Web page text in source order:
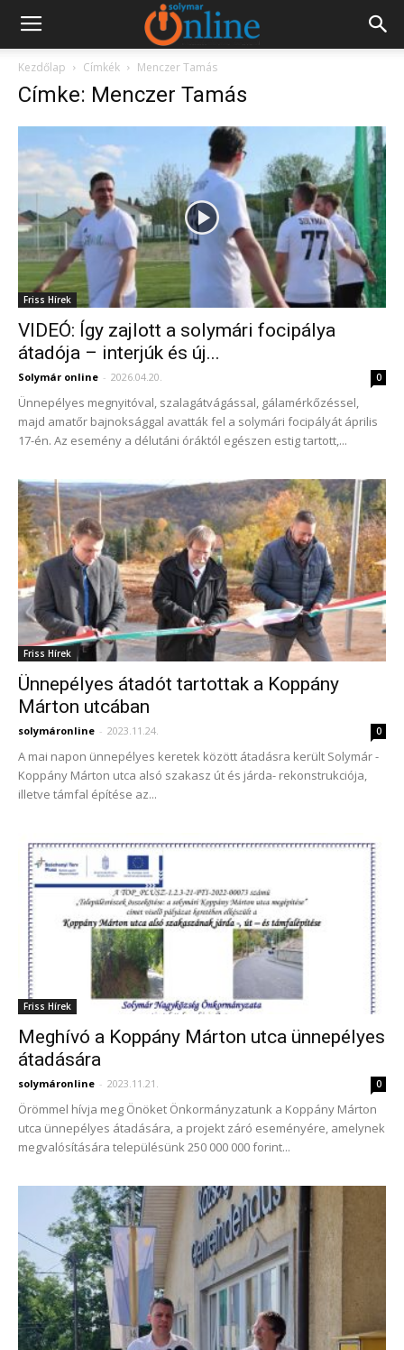
Kezdőlap Címkék Menczer Tamás
Címke: Menczer Tamás
Friss Hírek
VIDEÓ: Így zajlott a solymári focipálya
átadója – interjúk és új...
Solymár online - 2026.04.20. 0
Ünnepélyes megnyitóval, szalagátvágással, gálamérkőzéssel,
majd amatőr bajnoksággal avatták fel a solymári focipályát április
17-én. Az esemény a délutáni óráktól egészen estig tartott,...
Friss Hírek
Ünnepélyes átadót tartottak a Koppány
Márton utcában
solymáronline - 2023.11.24. 0
A mai napon ünnepélyes keretek között átadásra került Solymár -
Koppány Márton utca alsó szakasz út és járda- rekonstrukciója,
illetve támfal építése az...
Friss Hírek
Meghívó a Koppány Márton utca ünnepélyes
átadására
solymáronline - 2023.11.21. 0
Örömmel hívja meg Önöket Önkormányzatunk a Koppány Márton
utca ünnepélyes átadására, a projekt záró eseményére, amelynek
megvalósítására településünk 250 000 000 forint...